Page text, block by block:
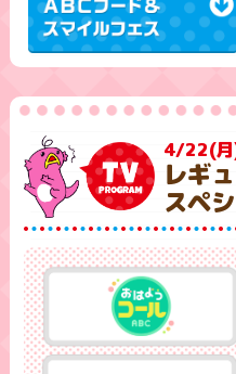
4/22(
レギ
スペ